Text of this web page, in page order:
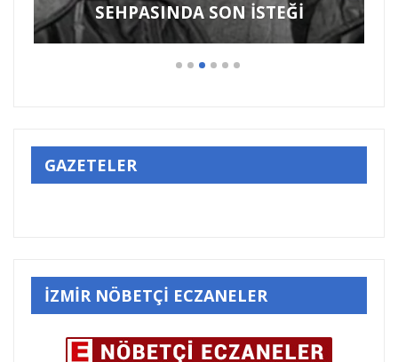
SEHPASINDA SON İSTEĞİ
GAZETELER
İZMİR NÖBETÇİ ECZANELER